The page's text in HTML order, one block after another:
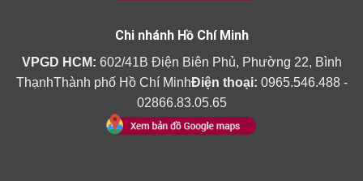
Chi nhánh Hồ Chí Minh
VPGD HCM: 602/41B Điện Biên Phủ, Phường 22, Bình
ThạnhThành phố Hồ Chí MinhĐiện thoại: 0965.546.488 -
02866.83.05.65